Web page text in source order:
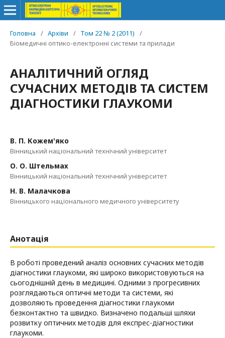
Головна / Архіви / Том 22 № 2 (2011)
/
Біомедичні оптико-електронні системи та прилади
АНАЛІТИЧНИЙ ОГЛЯД
СУЧАСНИХ МЕТОДІВ ТА СИСТЕМ
ДІАГНОСТИКИ ГЛАУКОМИ
В. П. Кожем'яко
Вінницький національний технічний університет
О. О. Штельмах
Вінницький національний технічний університет
Н. В. Малачкова
Вінницького національного медичного університету
Анотація
В роботі проведений аналіз основних сучасних методів
діагностики глаукоми, які широко використовуються на
сьогоднішній день в медицині. Одними з прогресивних
розглядаються оптичні методи та системи, які
дозволяють проведення діагностики глаукоми
безконтактно та швидко. Визначено подальші шляхи
розвитку оптичних методів для експрес-діагностики
глаукоми.